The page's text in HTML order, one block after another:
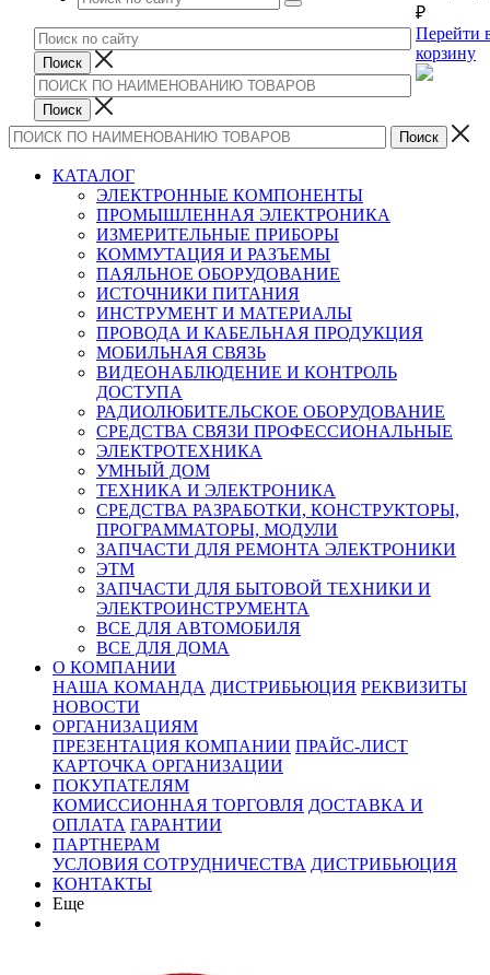
₽
Перейти
корзину
КАТАЛОГ
ЭЛЕКТРОННЫЕ КОМПОНЕНТЫ
ПРОМЫШЛЕННАЯ ЭЛЕКТРОНИКА
ИЗМЕРИТЕЛЬНЫЕ ПРИБОРЫ
КОММУТАЦИЯ И РАЗЪЕМЫ
ПАЯЛЬНОЕ ОБОРУДОВАНИЕ
ИСТОЧНИКИ ПИТАНИЯ
ИНСТРУМЕНТ И МАТЕРИАЛЫ
ПРОВОДА И КАБЕЛЬНАЯ ПРОДУКЦИЯ
МОБИЛЬНАЯ СВЯЗЬ
ВИДЕОНАБЛЮДЕНИЕ И КОНТРОЛЬ
ДОСТУПА
РАДИОЛЮБИТЕЛЬСКОЕ ОБОРУДОВАНИЕ
СРЕДСТВА СВЯЗИ ПРОФЕССИОНАЛЬНЫЕ
ЭЛЕКТРОТЕХНИКА
УМНЫЙ ДОМ
ТЕХНИКА И ЭЛЕКТРОНИКА
СРЕДСТВА РАЗРАБОТКИ, КОНСТРУКТОРЫ,
ПРОГРАММАТОРЫ, МОДУЛИ
ЗАПЧАСТИ ДЛЯ РЕМОНТА ЭЛЕКТРОНИКИ
ЭТМ
ЗАПЧАСТИ ДЛЯ БЫТОВОЙ ТЕХНИКИ И
ЭЛЕКТРОИНСТРУМЕНТА
ВСЕ ДЛЯ АВТОМОБИЛЯ
ВСЕ ДЛЯ ДОМА
О КОМПАНИИ
НАША КОМАНДА ДИСТРИБЬЮЦИЯ РЕКВИЗИТЫ
НОВОСТИ
ОРГАНИЗАЦИЯМ
ПРЕЗЕНТАЦИЯ КОМПАНИИ ПРАЙС-ЛИСТ
КАРТОЧКА ОРГАНИЗАЦИИ
ПОКУПАТЕЛЯМ
КОМИССИОННАЯ ТОРГОВЛЯ ДОСТАВКА И
ОПЛАТА ГАРАНТИИ
ПАРТНЕРАМ
УСЛОВИЯ СОТРУДНИЧЕСТВА ДИСТРИБЬЮЦИЯ
КОНТАКТЫ
Еще